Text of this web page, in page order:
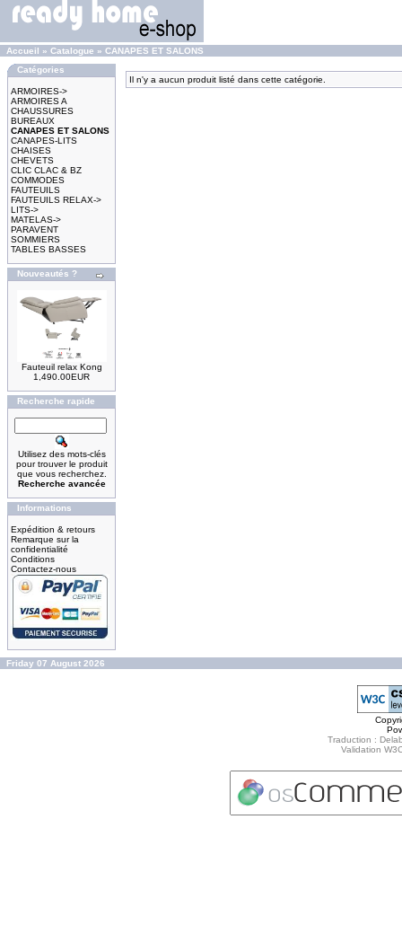
Accueil » Catalogue » CANAPES ET SALONS
Catégories
ARMOIRES->
ARMOIRES A
CHAUSSURES
BUREAUX
CANAPES ET SALONS
CANAPES-LITS
CHAISES
CHEVETS
CLIC CLAC & BZ
COMMODES
FAUTEUILS
FAUTEUILS RELAX->
LITS->
MATELAS->
PARAVENT
SOMMIERS
TABLES BASSES
Nouveautés ?
Fauteuil relax Kong
1,490.00EUR
Recherche rapide
Utilisez des mots-clés
pour trouver le produit
que vous recherchez.
Recherche avancée
Informations
Expédition & retours
Remarque sur la
confidentialité
Conditions
Contactez-nous
Il n'y a aucun produit listé dans cette catégorie.
Friday 07 August 2026
Traduction :
Validation